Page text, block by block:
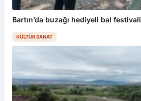
Bartın’da buzağı hediyeli bal festivali
KÜLTÜR SANAT